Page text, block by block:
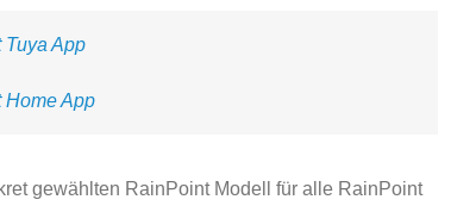
App
Home App
gewählten RainPoint Modell für alle RainPoint